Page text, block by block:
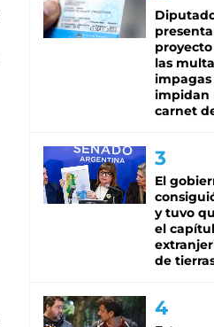
las
impagas
impidan
carnet
El
y tuvo
el
de